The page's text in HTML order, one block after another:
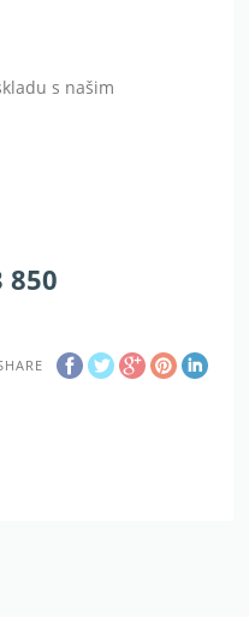
s našim
850